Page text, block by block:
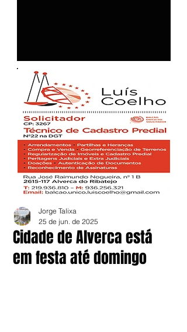
Cidade de Alverca está
em festa até domingo
Jorge Talixa
25 de jun. de 2025